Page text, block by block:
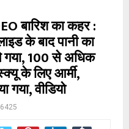
बारिश का कहर :
के बाद पानी का
गया, 100 से अधिक
के लिए आर्मी,
गया, वीडियो
6425